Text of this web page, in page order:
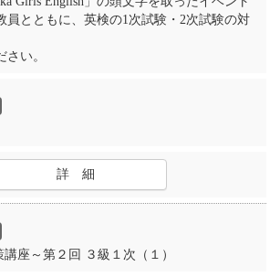
員とともに、英検の1次試験・2次試験の対
さい。
詳 細
座～第２回 ３級１次（１）